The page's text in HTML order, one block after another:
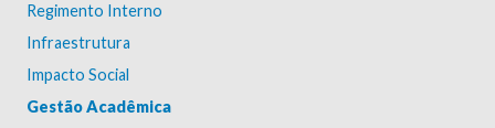
Regimento Interno
Infraestrutura
Impacto Social
Gestão Acadêmica